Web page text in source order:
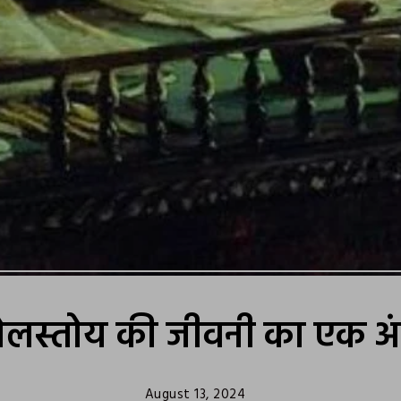
की जीवनी का एक
August 13, 2024